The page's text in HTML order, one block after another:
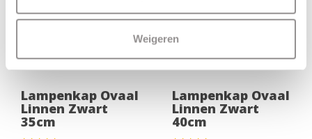
Weigeren
Lampenkap Ovaal
Linnen Zwart
35cm
Lampenkap Ovaal
Linnen Zwart
40cm